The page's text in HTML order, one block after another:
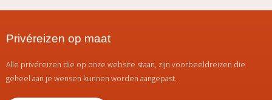
Privéreizen op maat
Alle privéreizen die op onze website staan, zijn voorbeeldreizen die
geheel aan je wensen kunnen worden aangepast.